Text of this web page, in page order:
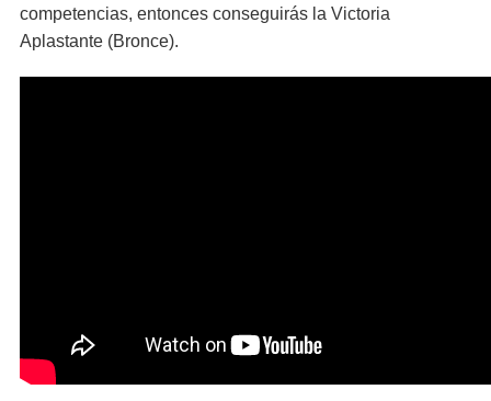
competencias, entonces conseguirás la Victoria
Aplastante (Bronce).